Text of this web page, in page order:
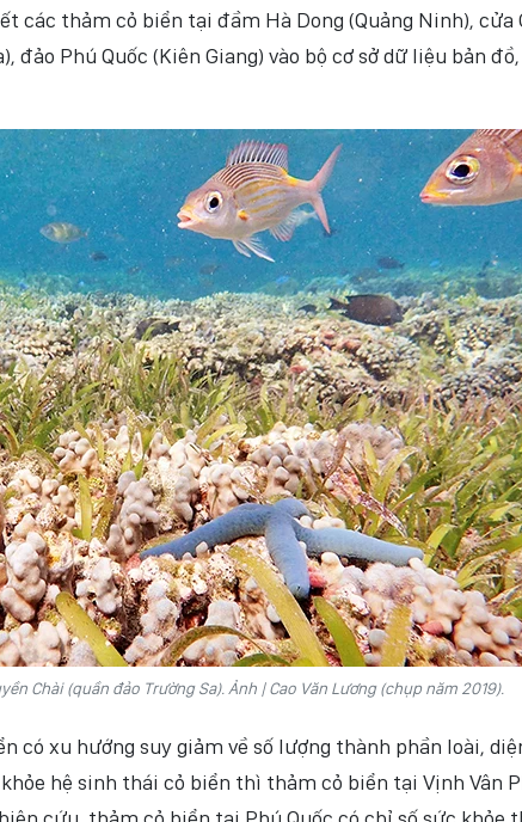
các thảm cỏ biển tại đầm Hà Dong (Quảng Ninh), cửa
đảo Phú Quốc (Kiên Giang) vào bộ cơ sở dữ liệu bản
Chài (quần đảo Trường Sa). Ảnh | Cao Văn Lương (chụp năm 2019).
có xu hướng suy giảm về số lượng thành phần loài,
hệ sinh thái cỏ biển thì thảm cỏ biển tại Vịnh Vân